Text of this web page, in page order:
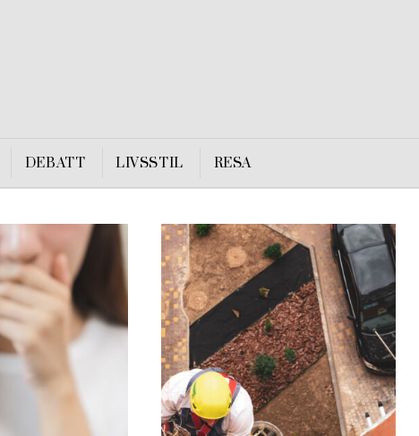
DEBATT LIVSSTIL RESA